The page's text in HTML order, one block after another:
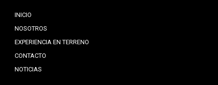
INICIO
NOSOTROS
EXPERIENCIA EN TERRENO
CONTACTO
NOTICIAS